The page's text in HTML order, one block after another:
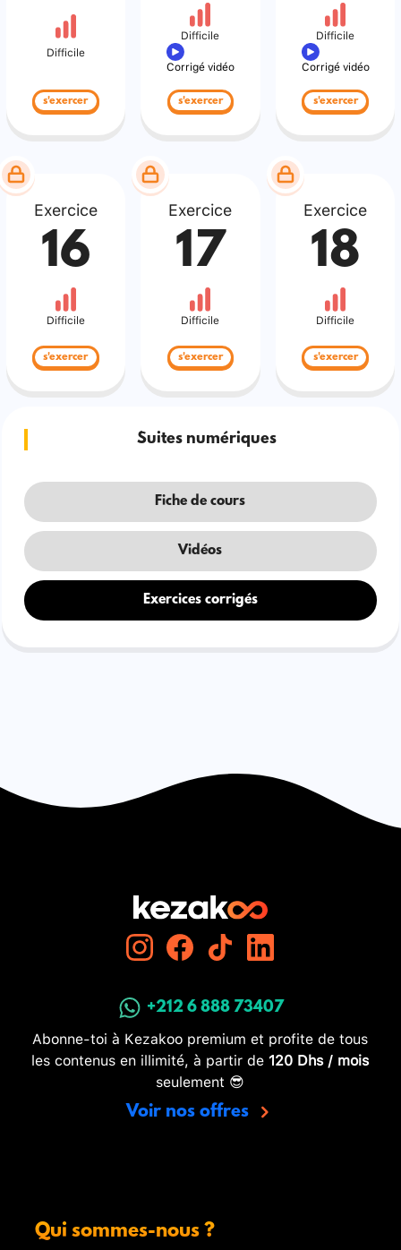
Difficile
s'exercer
Difficile
Corrigé vidéo
s'exercer
Difficile
Corrigé vidéo
s'exercer
Exercice
16
Difficile
s'exercer
Exercice
17
Difficile
s'exercer
Exercice
18
Difficile
s'exercer
Suites numériques
Fiche de cours
Vidéos
Exercices corrigés
+212 6 888 73407
Abonne-toi à Kezakoo premium et profite de tous
les contenus en illimité, à partir de 120 Dhs / mois
seulement 😎
Voir nos offres
Qui sommes-nous ?